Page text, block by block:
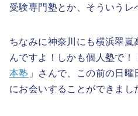
受験専門塾とか、そういうレ
ちなみに神奈川にも横浜翠
んですよ！しかも個人塾で
本塾」さんで、この前の日
にお会いすることができまし